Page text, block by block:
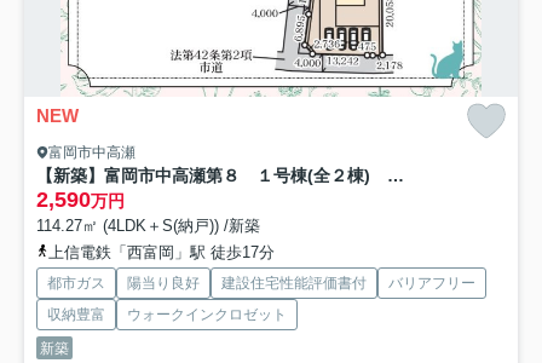
NEW
富岡市中高瀬
【新築】富岡市中高瀬第８ １号棟(全２棟) リーブルガーデン 新築建売分譲
2,590万円
114.27㎡ (4LDK＋S(納戸)) /新築
上信電鉄「西富岡」駅 徒歩17分
都市ガス 陽当り良好 建設住宅性能評価書付
バリアフリー
収納豊富
ウォークインクロゼット
新築